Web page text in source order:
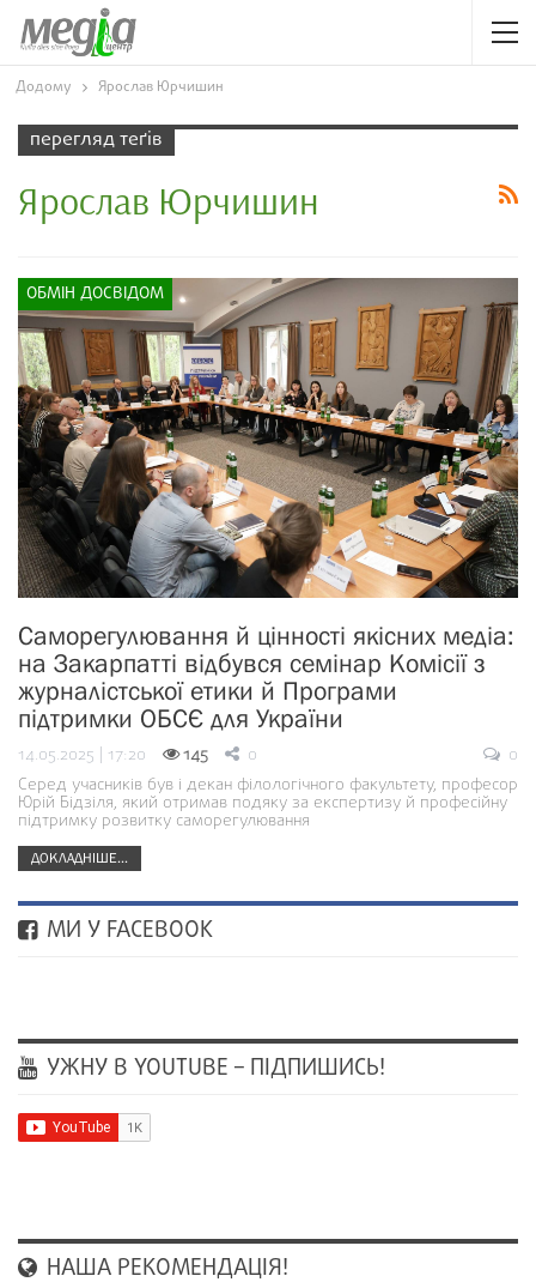
Додому Ярослав Юрчишин
перегляд теґів
Ярослав Юрчишин
ОБМІН ДОСВІДОМ
Саморегулювання й цінності якісних медіа:
на Закарпатті відбувся семінар Комісії з
журналістської етики й Програми
підтримки ОБСЄ для України
14.05.2025 | 17:20 145 0
0
Серед учасників був і декан філологічного факультету, професор
Юрій Бідзіля, який отримав подяку за експертизу й професійну
підтримку розвитку саморегулювання
ДОКЛАДНІШЕ...
МИ У FACEBOOK
УЖНУ В YOUTUBE – ПІДПИШИСЬ!
НАША РЕКОМЕНДАЦІЯ!